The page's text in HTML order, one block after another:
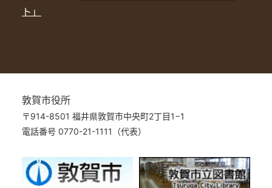
ト」
敦賀市役所
〒914-8501 福井県敦賀市中央町2丁目1−1
電話番号 0770-21-1111（代表）